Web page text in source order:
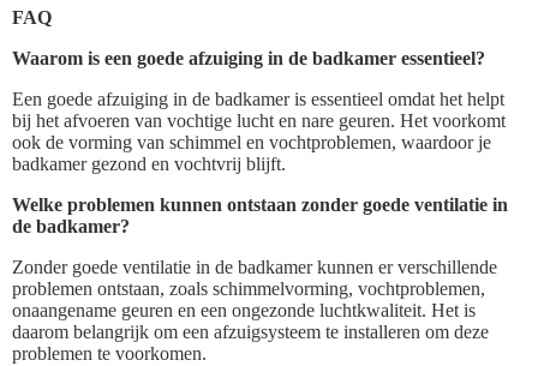
FAQ
Waarom is een goede afzuiging in de badkamer essentieel?
Een goede afzuiging in de badkamer is essentieel omdat het helpt
bij het afvoeren van vochtige lucht en nare geuren. Het voorkomt
ook de vorming van schimmel en vochtproblemen, waardoor je
badkamer gezond en vochtvrij blijft.
Welke problemen kunnen ontstaan zonder goede ventilatie in
de badkamer?
Zonder goede ventilatie in de badkamer kunnen er verschillende
problemen ontstaan, zoals schimmelvorming, vochtproblemen,
onaangename geuren en een ongezonde luchtkwaliteit. Het is
daarom belangrijk om een afzuigsysteem te installeren om deze
problemen te voorkomen.